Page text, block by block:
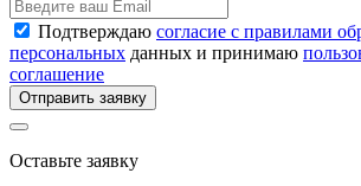
Подтверждаю согласие с правилами
персональных данных и принимаю
соглашение
Отправить заявку
Оставьте заявку